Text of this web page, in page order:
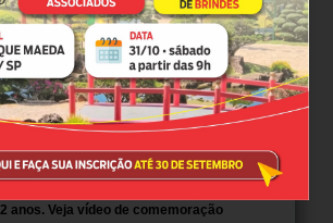
anos. Veja vídeo de comemoração